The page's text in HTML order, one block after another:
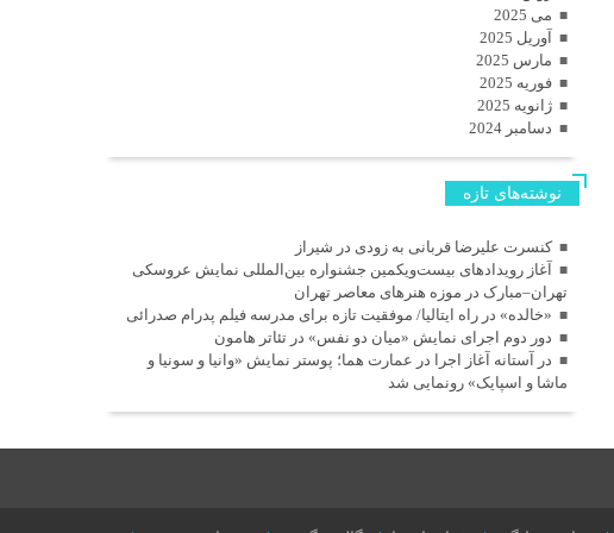
می 2025
آوریل 2025
مارس 2025
فوریه 2025
ژانویه 2025
دسامبر 2024
نوشته‌های تازه
کنسرت علیرضا قربانی به زودی در شیراز
آغاز رویدادهای بیست‌ویکمین جشنواره بین‌المللی نمایش عروسکی
تهران–مبارک در موزه هنرهای معاصر تهران
«خالده» در راه ایتالیا/ موفقیت تازه برای مدرسه فیلم پدرام صدرائی
دور دوم اجرای نمایش «میان دو نفس» در تئاتر هامون
در آستانه آغاز اجرا در عمارت هما؛ پوستر نمایش «وانیا و سونیا و
ماشا و اسپایک» رونمایی شد